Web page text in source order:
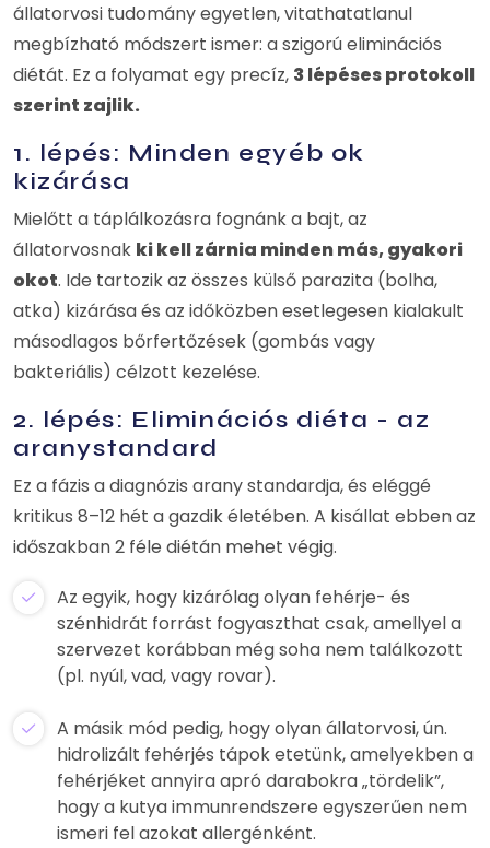
állatorvosi tudomány egyetlen, vitathatatlanul
megbízható módszert ismer: a szigorú eliminációs
diétát. Ez a folyamat egy precíz, 3 lépéses protokoll
szerint zajlik.
1. lépés: Minden egyéb ok
kizárása
Mielőtt a táplálkozásra fognánk a bajt, az
állatorvosnak ki kell zárnia minden más, gyakori
okot. Ide tartozik az összes külső parazita (bolha,
atka) kizárása és az időközben esetlegesen kialakult
másodlagos bőrfertőzések (gombás vagy
bakteriális) célzott kezelése.
2. lépés: Eliminációs diéta - az
aranystandard
Ez a fázis a diagnózis arany standardja, és eléggé
kritikus 8–12 hét a gazdik életében. A kisállat ebben az
időszakban 2 féle diétán mehet végig.
Az egyik, hogy kizárólag olyan fehérje- és
szénhidrát forrást fogyaszthat csak, amellyel a
szervezet korábban még soha nem találkozott
(pl. nyúl, vad, vagy rovar).
A másik mód pedig, hogy olyan állatorvosi, ún.
hidrolizált fehérjés tápok etetünk, amelyekben a
fehérjéket annyira apró darabokra „tördelik”,
hogy a kutya immunrendszere egyszerűen nem
ismeri fel azokat allergénként.